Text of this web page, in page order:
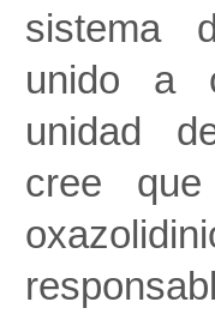
sistema
unido a
unidad
cree